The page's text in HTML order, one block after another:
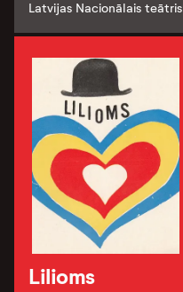
Latvijas Nacionālais teātris
Lilioms